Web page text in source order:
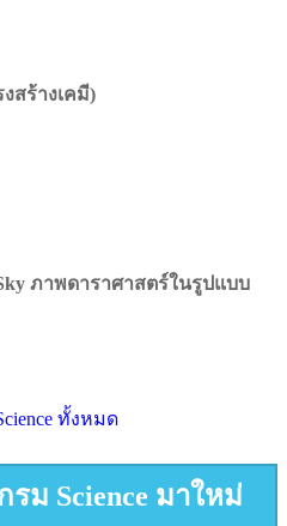
สร้างเคมี)
ภาพดาราศาสตร์ในรูปแบบ
ทั้งหมด
ม Science มาใหม่